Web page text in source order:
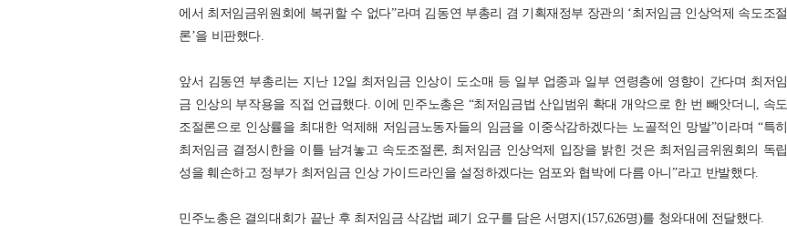
에서 최저임금위원회에 복귀할 수 없다”라며 김동연 부총리 겸 기획재정부 장관의 ‘최저임금 인상억제 속도조절
론’을 비판했다.
앞서 김동연 부총리는 지난 12일 최저임금 인상이 도소매 등 일부 업종과 일부 연령층에 영향이 간다며 최저임
금 인상의 부작용을 직접 언급했다. 이에 민주노총은 “최저임금법 산입범위 확대 개악으로 한 번 빼앗더니, 속도
조절론으로 인상률을 최대한 억제해 저임금노동자들의 임금을 이중삭감하겠다는 노골적인 망발”이라며 “특히
최저임금 결정시한을 이틀 남겨놓고 속도조절론, 최저임금 인상억제 입장을 밝힌 것은 최저임금위원회의 독립
성을 훼손하고 정부가 최저임금 인상 가이드라인을 설정하겠다는 엄포와 협박에 다름 아니”라고 반발했다.
민주노총은 결의대회가 끝난 후 최저임금 삭감법 폐기 요구를 담은 서명지(157,626명)를 청와대에 전달했다.